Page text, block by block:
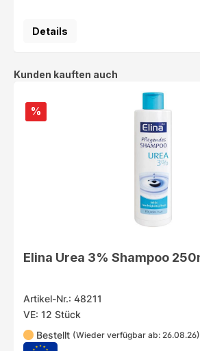
Details
Produktgalerie überspringen
Kunden kauften auch
%
Elina Urea 3% Shampoo
Artikel-Nr.: 48211
VE: 12 Stück
Bestellt (Wieder verfügbar ab: 26.08.26)